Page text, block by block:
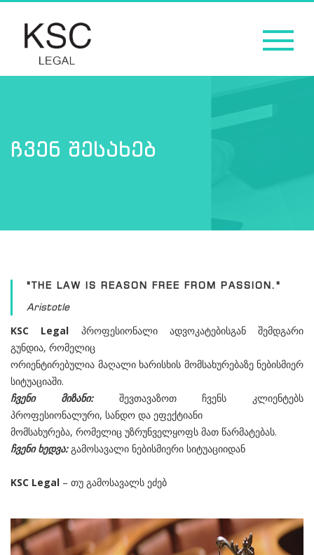
ᲩᲕᲔᲜ ᲨᲔᲡᲐᲮᲔᲑ
"THE LAW IS REASON FREE FROM PASSION."
Aristotle
KSC Legal პროფესიონალი ადვოკატებისგან შემდგარი
გუნდია, რომელიც
ორიენტირებულია მაღალი ხარისხის მომსახურებაზე ნებისმიერ
სიტუაციაში.
ჩვენი მიზანი:შევთავაზოთ ჩვენს კლიენტებს
პროფესიონალური, სანდო და ეფექტიანი
მომსახურება, რომელიც უზრუნველყოფს მათ წარმატებას.
ჩვენი ხედვა:გამოსავალი ნებისმიერი სიტუაციიდან
KSC Legal – თუ გამოსავალს ეძებ